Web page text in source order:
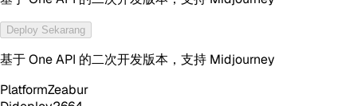
Deploy Sekarang
基于 One API 的二次开发版本，支持 Midjourney
PlatformZeabur